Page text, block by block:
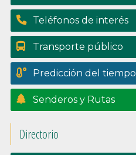
Teléfonos de interés
Transporte público
Predicción del tiempo
Senderos y Rutas
Directorio